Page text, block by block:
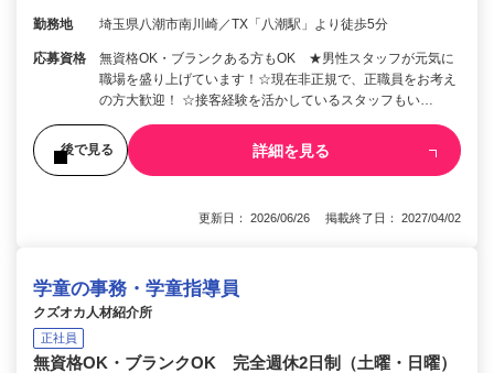
勤務地 埼玉県八潮市南川崎／TX「八潮駅」より徒歩5分
応募資格
無資格OK・ブランクある方もOK ★男性スタッフが元気に
職場を盛り上げています！☆現在非正規で、正職員をお考え
の方大歓迎！ ☆接客経験を活かしているスタッフもい…
後で見る 詳細を見る
更新日： 2026/06/26 掲載終了日： 2027/04/02
学童の事務・学童指導員
クズオカ人材紹介所
正社員
無資格OK・ブランクOK 完全週休2日制（土曜・日曜）